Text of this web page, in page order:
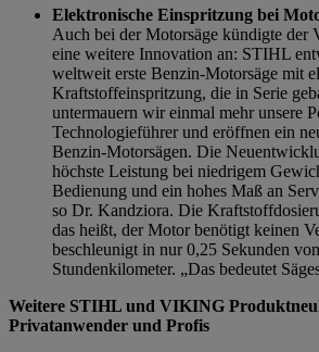
Elektronische Einspritzung bei
Auch bei der Motorsäge kündigte der
eine weitere Innovation an: STIHL
weltweit erste Benzin-Motorsäge mit
Kraftstoffeinspritzung, die in Serie
untermauern wir einmal mehr unsere
Technologieführer und eröffnen ein
Benzin-Motorsägen. Die
höchste Leistung bei niedrigem
Bedienung und ein hohes Maß an
so Dr. Kandziora. Die
das heißt, der Motor benötigt keinen
beschleunigt in nur 0,25 Sekunden
Stundenkilometer. „Das bedeutet
Weitere STIHL und VIKING
Privatanwender und Profis